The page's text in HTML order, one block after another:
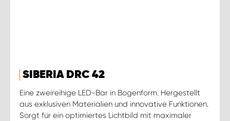
SIBERIA DRC 42
Eine zweireihige LED-Bar in Bogenform. Hergestellt
aus exklusiven Materialien und innovative Funktionen.
Sorgt für ein optimiertes Lichtbild mit maximaler